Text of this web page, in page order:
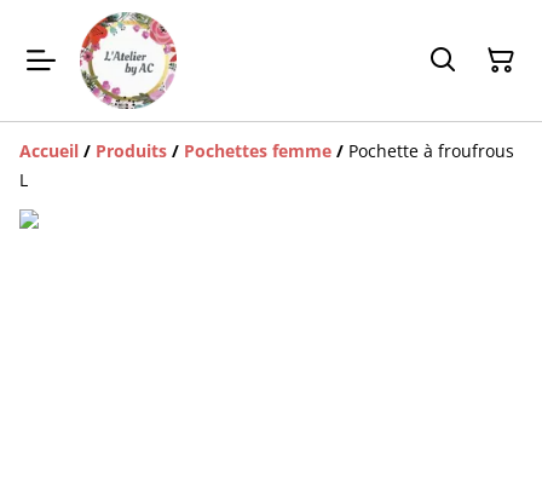
Accueil / Produits / Pochettes femme / Pochette à froufrous
L